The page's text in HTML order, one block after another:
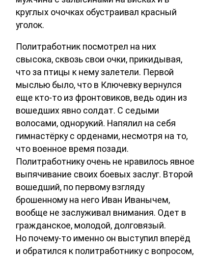
круглых очочках обустраивал красный
уголок.
Политработник посмотрел на них
свысока, сквозь свои очки, прикидывая,
что за птицы к нему залетели. Первой
мыслью было, что в Ключевку вернулся
еще кто-то из фронтовиков, ведь один из
вошедших явно солдат. С седыми
волосами, однорукий. Напялил на себя
гимнастёрку с орденами, несмотря на то,
что военное время позади.
Политработнику очень не нравилось явное
выпячивание своих боевых заслуг. Второй
вошедший, по первому взгляду
брошенному на него Иван Иванычем,
вообще не заслуживал внимания. Одет в
гражданское, молодой, долговязый.
Но почему-то именно он выступил вперёд
и обратился к политработнику с вопросом,